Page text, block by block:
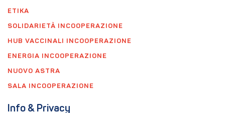
ETIKA
SOLIDARIETÀ INCOOPERAZIONE
HUB VACCINALI INCOOPERAZIONE
ENERGIA INCOOPERAZIONE
NUOVO ASTRA
SALA INCOOPERAZIONE
Info & Privacy